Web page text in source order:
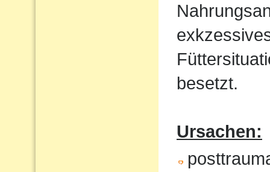
besetzt.
Ursachen: